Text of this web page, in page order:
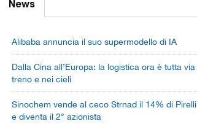
News
Alibaba annuncia il suo supermodello di IA
Dalla Cina all’Europa: la logistica ora è tutta via
treno e nei cieli
Sinochem vende al ceco Strnad il 14% di Pirelli
e diventa il 2° azionista